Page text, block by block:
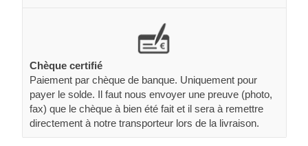
Chèque certifié
Paiement par chèque de banque. Uniquement pour
payer le solde. Il faut nous envoyer une preuve (photo,
fax) que le chèque à bien été fait et il sera à remettre
directement à notre transporteur lors de la livraison.